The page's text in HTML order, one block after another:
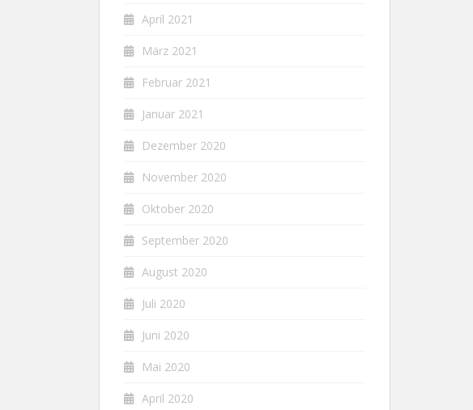
April 2021
März 2021
Februar 2021
Januar 2021
Dezember 2020
November 2020
Oktober 2020
September 2020
August 2020
Juli 2020
Juni 2020
Mai 2020
April 2020